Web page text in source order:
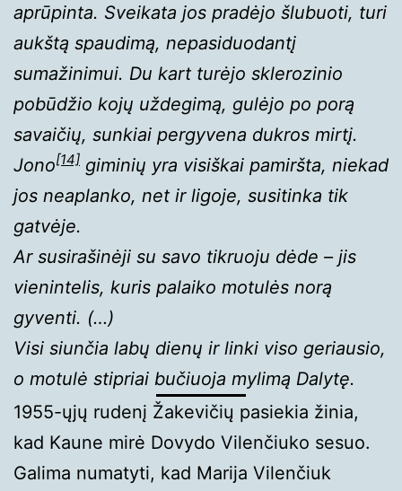
aprūpinta. Sveikata jos pradėjo šlubuoti, turi
aukštą spaudimą, nepasiduodantį
sumažinimui. Du kart turėjo sklerozinio
pobūdžio kojų uždegimą, gulėjo po porą
savaičių, sunkiai pergyvena dukros mirtį.
Jono[14] giminių yra visiškai pamiršta, niekad
jos neaplanko, net ir ligoje, susitinka tik
gatvėje.
Ar susirašinėji su savo tikruoju dėde – jis
vienintelis, kuris palaiko motulės norą
gyventi. (…)
Visi siunčia labų dienų ir linki viso geriausio,
o motulė stipriai bučiuoja mylimą Dalytę.
1955-ųjų rudenį Žakevičių pasiekia žinia,
kad Kaune mirė Dovydo Vilenčiuko sesuo.
Galima numatyti, kad Marija Vilenčiuk